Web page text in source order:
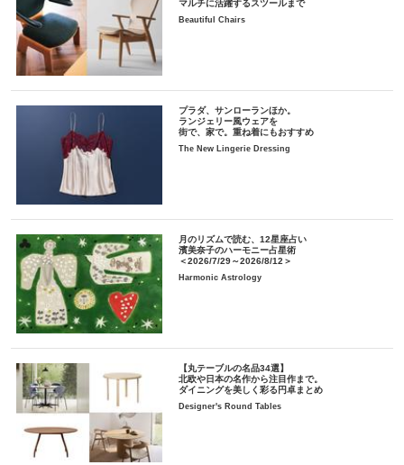
マルチに活躍するスツールまで
Beautiful Chairs
プラダ、サンローランほか。
ランジェリー風ウェアを
街で、家で。重ね着にもおすすめ
The New Lingerie Dressing
月のリズムで読む、12星座占い
濱美奈子のハーモニー占星術
＜2026/7/29～2026/8/12＞
Harmonic Astrology
【丸テーブルの名品34選】
北欧や日本の名作から注目作まで。
ダイニングを美しく彩る円卓まとめ
Designer's Round Tables